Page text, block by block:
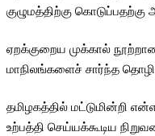
குழுமத்திற்கு
ஏறக்குறைய முக்கால்
மாநிலங்களைச் சார்ந்த
தமிழகத்தில் மட்டுமின்றி
உற்பத்தி செய்யக்கூடிய